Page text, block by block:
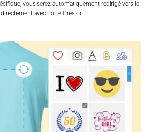
vous serez automatiquement redirigé vers le
avec notre Creator.